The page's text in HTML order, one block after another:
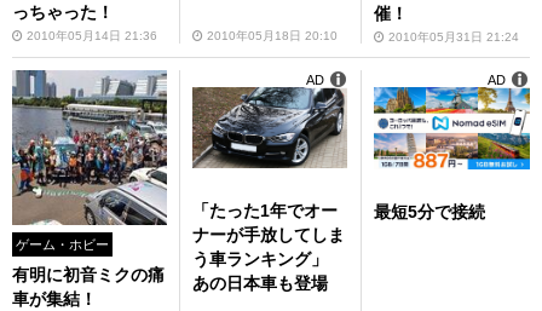
っちゃった！
2010年05月14日 21:36 2010年05月18日 20:10
催！
2010年05月31日 21:24
ゲーム・ホビー
有明に初音ミクの痛
車が集結！
「たった1年でオー
ナーが手放してしま
う車ランキング」
あの日本車も登場
AD
最短5分で接続
AD